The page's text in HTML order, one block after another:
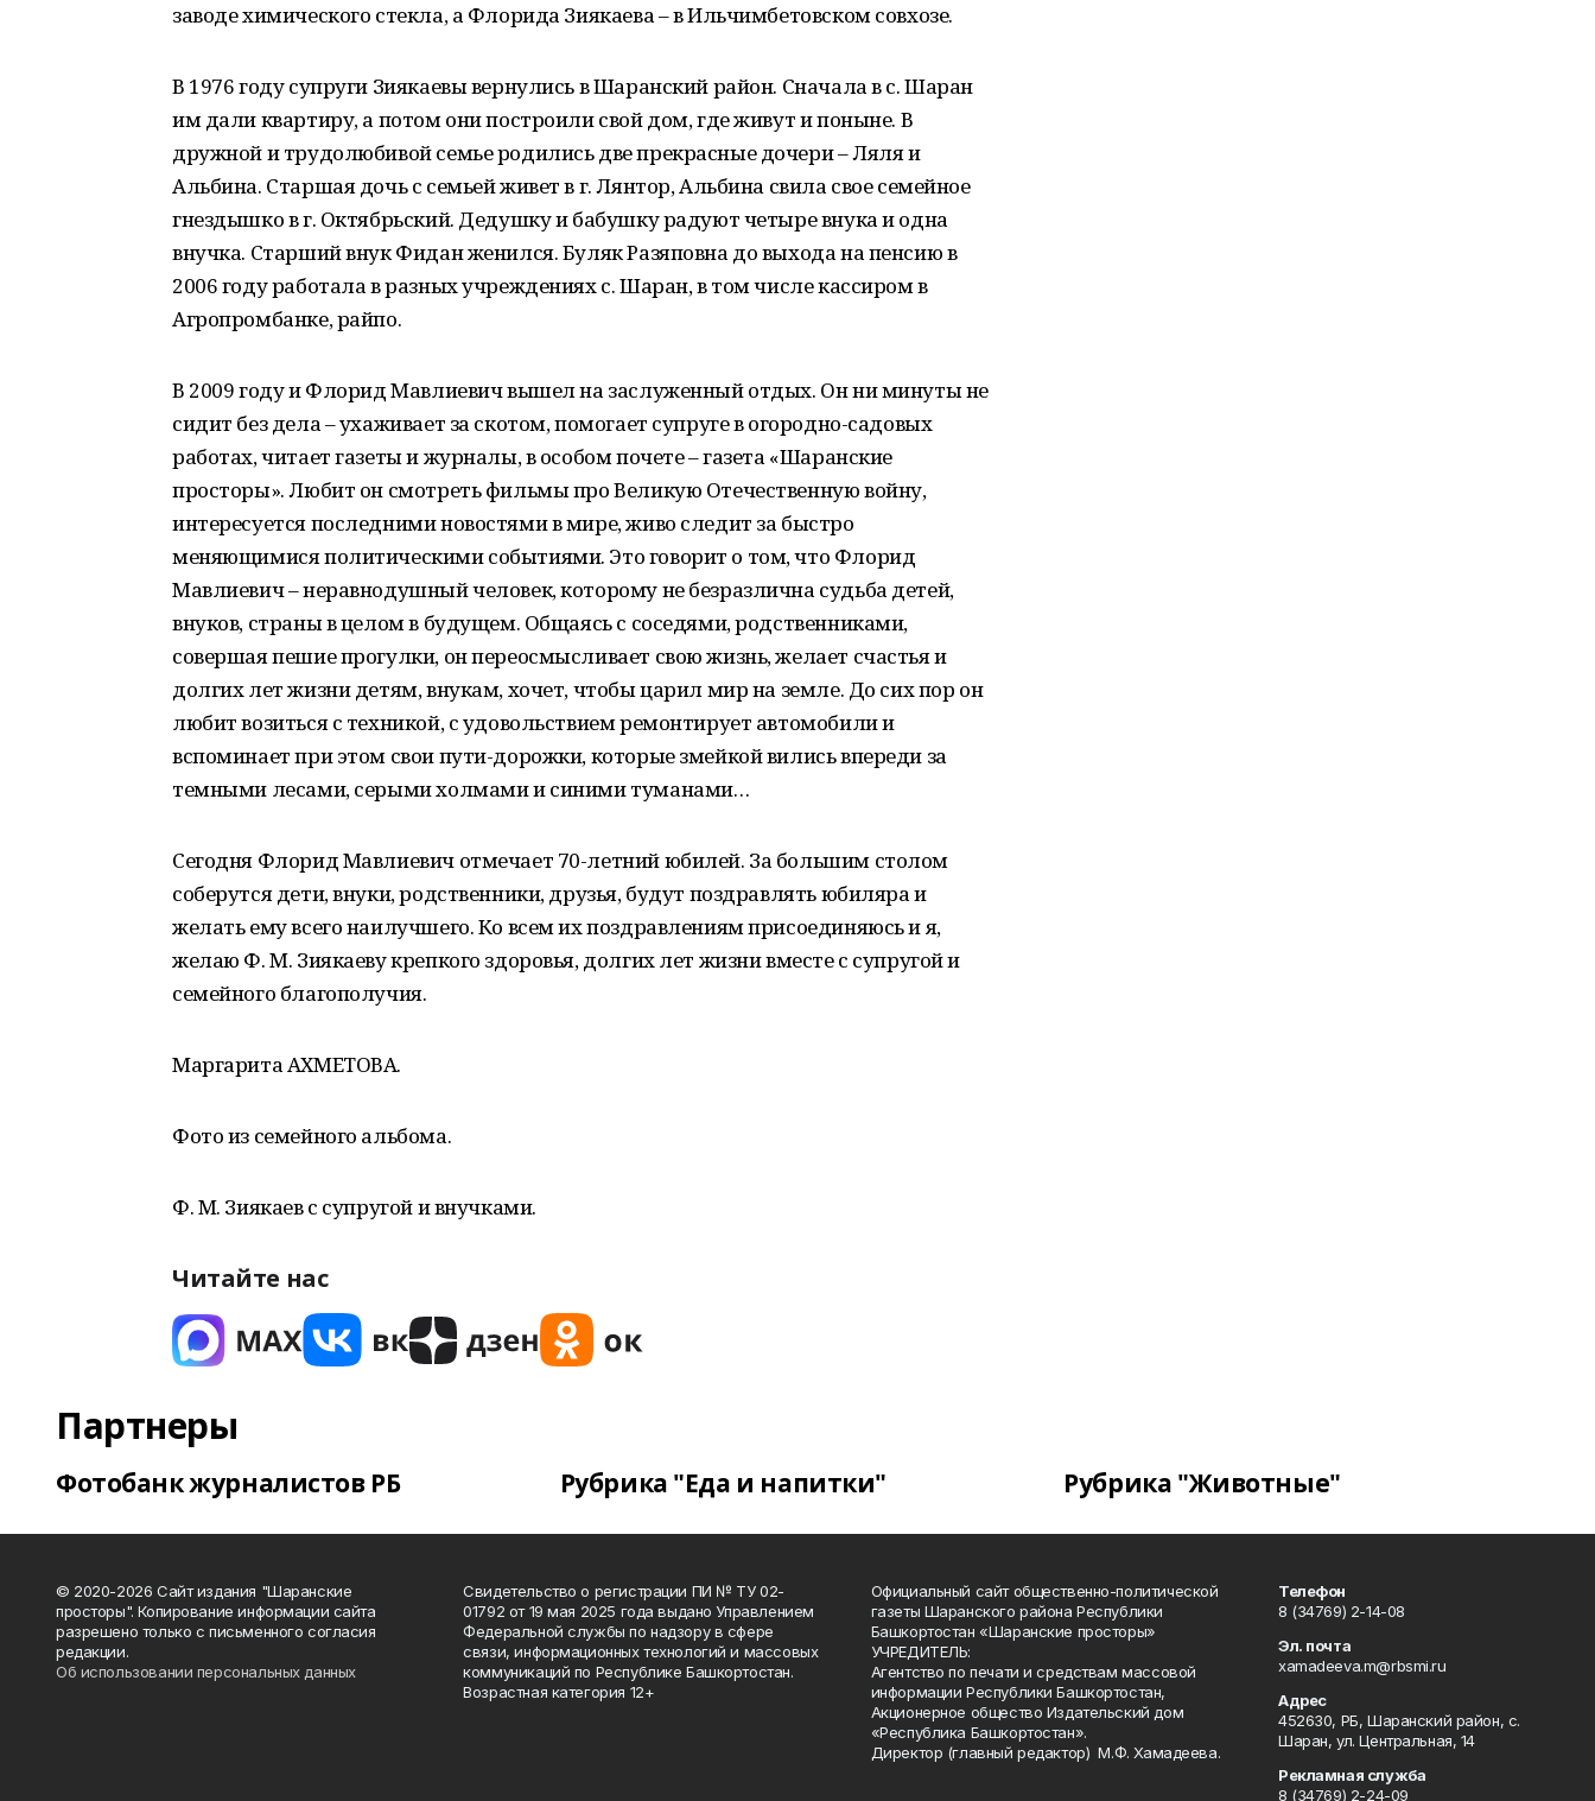
заводе химического стекла, а Флорида Зиякаева – в Ильчимбетовском совхозе.
В 1976 году супруги Зиякаевы вернулись в Шаранский район. Сначала в с. Шаран
им дали квартиру, а потом они построили свой дом, где живут и поныне. В
дружной и трудолюбивой семье родились две прекрасные дочери – Ляля и
Альбина. Старшая дочь с семьей живет в г. Лянтор, Альбина свила свое семейное
гнездышко в г. Октябрьский. Дедушку и бабушку радуют четыре внука и одна
внучка. Старший внук Фидан женился. Буляк Разяповна до выхода на пенсию в
2006 году работала в разных учреждениях с. Шаран, в том числе кассиром в
Агропромбанке, райпо.
В 2009 году и Флорид Мавлиевич вышел на заслуженный отдых. Он ни минуты не
сидит без дела – ухаживает за скотом, помогает супруге в огородно-садовых
работах, читает газеты и журналы, в особом почете – газета «Шаранские
просторы». Любит он смотреть фильмы про Великую Отечественную войну,
интересуется последними новостями в мире, живо следит за быстро
меняющимися политическими событиями. Это говорит о том, что Флорид
Мавлиевич – неравнодушный человек, которому не безразлична судьба детей,
внуков, страны в целом в будущем. Общаясь с соседями, родственниками,
совершая пешие прогулки, он переосмысливает свою жизнь, желает счастья и
долгих лет жизни детям, внукам, хочет, чтобы царил мир на земле. До сих пор он
любит возиться с техникой, с удовольствием ремонтирует автомобили и
вспоминает при этом свои пути-дорожки, которые змейкой вились впереди за
темными лесами, серыми холмами и синими туманами…
Сегодня Флорид Мавлиевич отмечает 70-летний юбилей. За большим столом
соберутся дети, внуки, родственники, друзья, будут поздравлять юбиляра и
желать ему всего наилучшего. Ко всем их поздравлениям присоединяюсь и я,
желаю Ф. М. Зиякаеву крепкого здоровья, долгих лет жизни вместе с супругой и
семейного благополучия.
Маргарита АХМЕТОВА.
Фото из семейного альбома.
Ф. М. Зиякаев с супругой и внучками.
Читайте нас
Партнеры
Фотобанк журналистов РБ Рубрика "Еда и напитки" Рубрика "Животные"
© 2020-2026 Сайт издания "Шаранские
просторы". Копирование информации сайта
разрешено только с письменного согласия
редакции.
Об использовании персональных данных
Свидетельство о регистрации ПИ № ТУ 02-
01792 от 19 мая 2025 года выдано Управлением
Федеральной службы по надзору в сфере
связи, информационных технологий и массовых
коммуникаций по Республике Башкортостан.
Возрастная категория 12+
Официальный сайт общественно-политической
газеты Шаранского района Республики
Башкортостан «Шаранские просторы»
УЧРЕДИТЕЛЬ:
Агентство по печати и средствам массовой
информации Республики Башкортостан,
Акционерное общество Издательский дом
«Республика Башкортостан».
Директор (главный редактор) М.Ф. Хамадеева.
Телефон
8 (34769) 2-14-08
Эл. почта
xamadeeva.m@rbsmi.ru
Адрес
452630, РБ, Шаранский район, с.
Шаран, ул. Центральная, 14
Рекламная служба
8 (34769) 2-24-09